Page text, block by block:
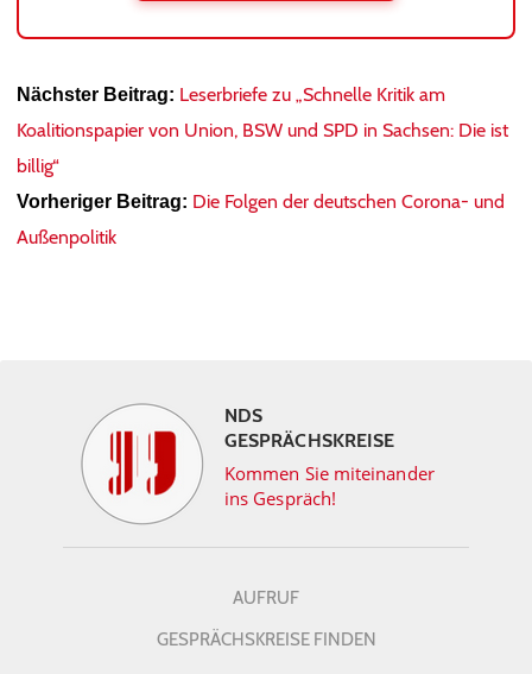
Nächster Beitrag: Leserbriefe zu „Schnelle Kritik am
Koalitionspapier von Union, BSW und SPD in Sachsen: Die ist
billig“
Vorheriger Beitrag: Die Folgen der deutschen Corona- und
Außenpolitik
NDS
GESPRÄCHSKREISE
Kommen Sie miteinander
ins Gespräch!
AUFRUF
GESPRÄCHSKREISE FINDEN